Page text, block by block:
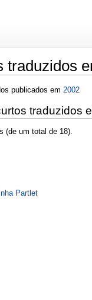
traduzidos
publicados em 2002
traduzidos
(de um total de 18).
Partlet